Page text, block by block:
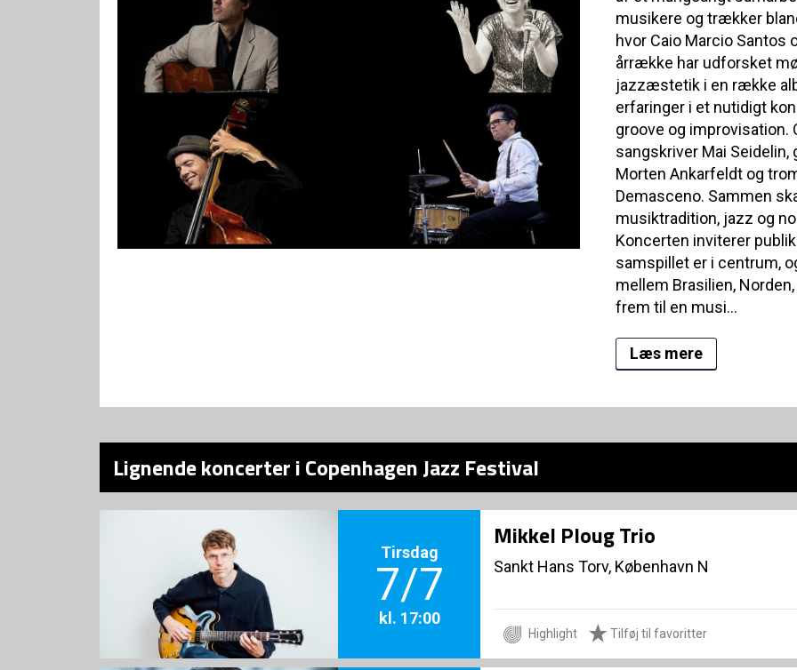
musikere og trækker
hvor Caio Marcio Santos
årrække har udforsket
jazzæstetik i en række
erfaringer i et nutidigt
groove og improvisation.
sangskriver Mai
Morten Ankarfeldt og
Demasceno. Sammen
musiktradition, jazz og
Koncerten inviterer
samspillet er i centrum,
mellem Brasilien,
frem til en musi...
Læs mere
Lignende koncerter i Copenhagen Jazz Festival
Tirsdag
7/7
kl. 17:00
Mikkel Ploug Trio
Sankt Hans Torv, København N
Highlight Tilføj til favoritter